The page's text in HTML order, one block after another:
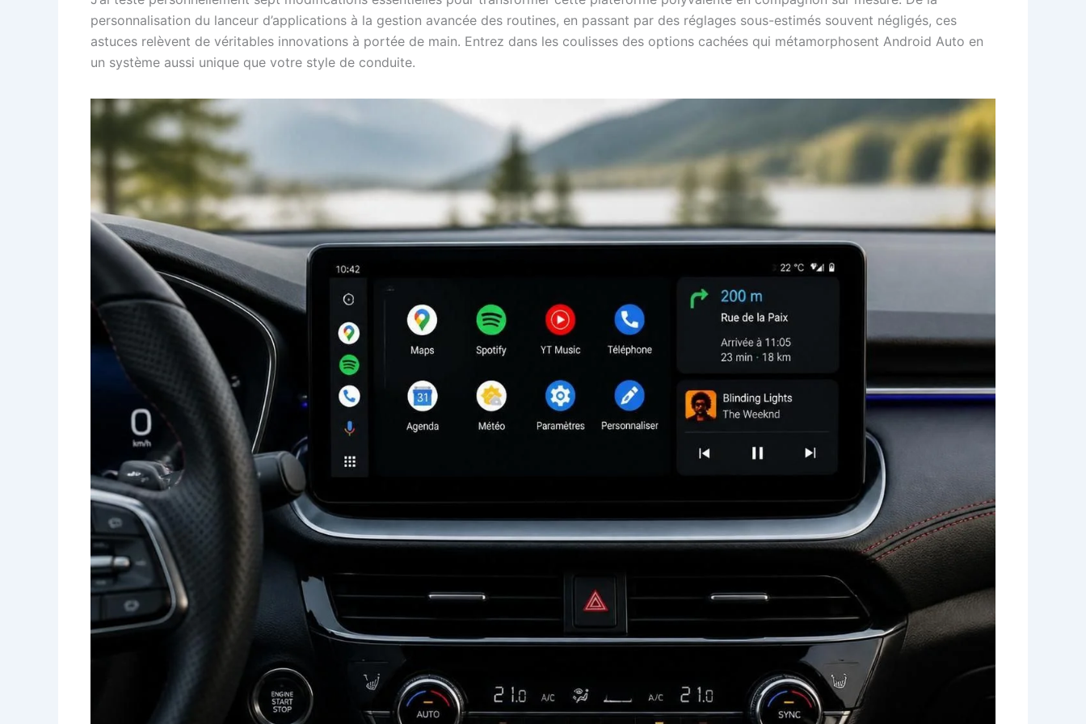
personnalisation du lanceur d’applications à la gestion avancée des routines, en passant par des réglages sous-estimés souvent négligés, ces
astuces relèvent de véritables innovations à portée de main. Entrez dans les coulisses des options cachées qui métamorphosent Android Auto en
un système aussi unique que votre style de conduite.